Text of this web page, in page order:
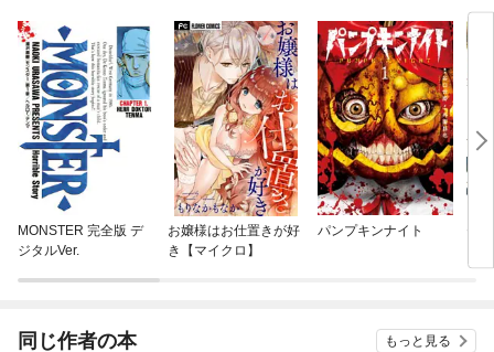
MONSTER 完全版 デ
ジタルVer.
お嬢様はお仕置きが好
き【マイクロ】
パンプキンナイト セ
同じ作者の本 もっと見る